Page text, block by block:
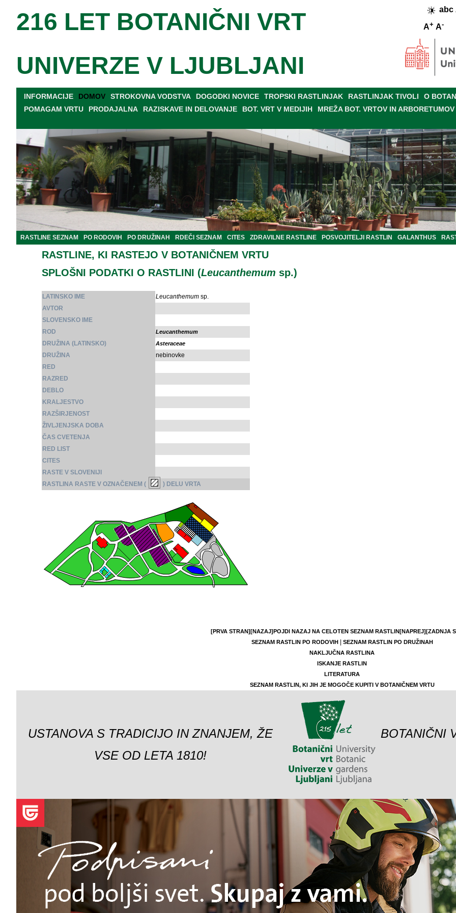
abc
A+ A-
216 LET BOTANIČNI VRT
UNIVERZE V LJUBLJANI
INFORMACIJE DOMOV STROKOVNA VODSTVA DOGODKI NOVICE TROPSKI RASTLINJAK RASTLINJAK TIVOLI O
POMAGAM VRTU
PRODAJALNA RAZISKAVE IN DELOVANJE BOT. VRT V MEDIJIH MREŽA BOT. VRTOV IN ARBORETUMOV
RASTLINE SEZNAM PO RODOVIH PO DRUŽINAH RDEČI SEZNAM CITES ZDRAVILNE RASTLINE POSVOJITELJI RASTLIN GALANTHUS
RASTLINE, KI RASTEJO V BOTANIČNEM VRTU
SPLOŠNI PODATKI O RASTLINI (Leucanthemum sp.)
LATINSKO IME Leucanthemum sp.
AVTOR
SLOVENSKO IME
ROD
Leucanthemum
DRUŽINA (LATINSKO) Asteraceae
DRUŽINA
nebinovke
RED
RAZRED
DEBLO
KRALJESTVO
RAZŠIRJENOST
ŽIVLJENJSKA DOBA
ČAS CVETENJA
RED LIST
CITES
RASTE V SLOVENIJI
RASTLINA RASTE V OZNAČENEM (
) DELU VRTA
[PRVA STRAN][NAZAJ]POJDI NAZAJ NA CELOTEN SEZNAM RASTLIN[NAPREJ][ZADNJA
SEZNAM RASTLIN PO RODOVIH|
SEZNAM RASTLIN PO DRUŽINAH
NAKLJUČNA RASTLINA
ISKANJE RASTLIN
LITERATURA
SEZNAM RASTLIN, KI JIH JE MOGOČE KUPITI V BOTANIČNEM VRTU
USTANOVA S TRADICIJO IN ZNANJEM, ŽE
VSE OD LETA 1810!
BOTANIČNI